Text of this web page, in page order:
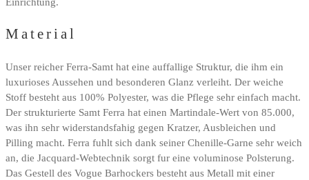
Material
Unser reicher Ferra-Samt hat eine auffallige Struktur, die ihm ein
luxurioses Aussehen und besonderen Glanz verleiht. Der weiche
Stoff besteht aus 100% Polyester, was die Pflege sehr einfach macht.
Der strukturierte Samt Ferra hat einen Martindale-Wert von 85.000,
was ihn sehr widerstandsfahig gegen Kratzer, Ausbleichen und
Pilling macht. Ferra fuhlt sich dank seiner Chenille-Garne sehr weich
an, die Jacquard-Webtechnik sorgt fur eine voluminose Polsterung.
Das Gestell des Vogue Barhockers besteht aus Metall mit einer